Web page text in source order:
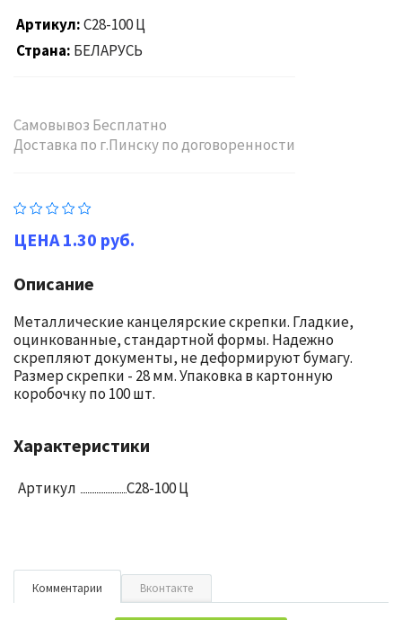
Артикул С28-100 Ц
Страна БЕЛАРУСЬ
Самовывоз Бесплатно
Доставка по г.Пинску по договоренности
1.30 руб.
Описание
Металлические канцелярские скрепки. Гладкие,
оцинкованные, стандартной формы. Надежно
скрепляют документы, не деформируют бумагу.
Размер скрепки - 28 мм. Упаковка в картонную
коробочку по 100 шт.
Характеристики
Артикул С28-100 Ц
Комментарии Вконтакте